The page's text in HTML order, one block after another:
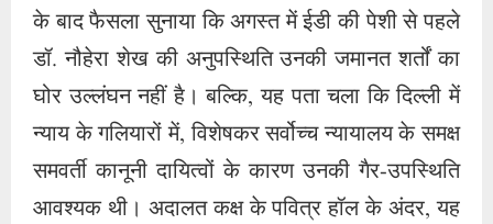
स्पष्ट अनुपस्थिति अनियमितता का कार्य नहीं थी, बल्कि
दिल्ली में उनकी अपरिहार्य उपस्थिति के कारण आवश्यक
थी। जहां उनके कानूनी दायित्वों ने उनके संपूर्ण ध्यान की
मांग की। अदालत ने उन्हें उनकी स्थिति की नाजुकता से
अवगत कराते हुए उनकी गैर-उपस्थिति को उचित
ठहराया। इस प्रकार उसकी जमानत रद्द करने की किसी